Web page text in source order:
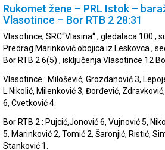
Rukomet žene – PRL Istok –
Vlasotince – Bor RTB 2 28:31
Vlasotince, SRC“Vlasina“ , gledalaca 100 ,
Predrag Marinković obojica iz Leskovca ,
Bor RTB 2 6(5) , isključenja Vlasotince 12
Vlasotince : Milošević, Grozdanović 3,
L.Nikolić, Milenković 3, Đorđević,
6, Cvetković 4.
Bor RTB 2 : Pujcić,Jonović 6, Vujnović 5,
5, Marinković 2, Tomić 2, Šaronjić, Ristić,
Stanković 1.